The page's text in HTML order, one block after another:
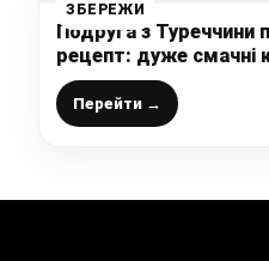
ЗБЕРЕЖИ
Подруга з Туреччини
рецепт: дуже смачні
начинкою
Перейти →